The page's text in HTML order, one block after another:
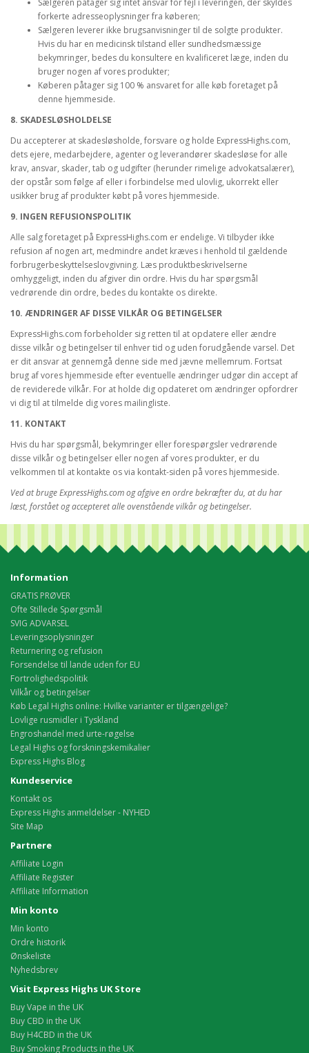
Sælgeren påtager sig intet ansvar for fejl i leveringen, der skyldes
forkerte adresseoplysninger fra køberen;
Sælgeren leverer ikke brugsanvisninger til de solgte produkter.
Hvis du har en medicinsk tilstand eller sundhedsmæssige
bekymringer, bedes du konsultere en kvalificeret læge, inden du
bruger nogen af vores produkter;
Køberen påtager sig 100 % ansvaret for alle køb foretaget på
denne hjemmeside.
8. SKADESLØSHOLDELSE
Du accepterer at skadesløsholde, forsvare og holde ExpressHighs.com,
dets ejere, medarbejdere, agenter og leverandører skadesløse for alle
krav, ansvar, skader, tab og udgifter (herunder rimelige advokatsalærer),
der opstår som følge af eller i forbindelse med ulovlig, ukorrekt eller
usikker brug af produkter købt på vores hjemmeside.
9. INGEN REFUSIONSPOLITIK
Alle salg foretaget på ExpressHighs.com er endelige. Vi tilbyder ikke
refusion af nogen art, medmindre andet kræves i henhold til gældende
forbrugerbeskyttelseslovgivning. Læs produktbeskrivelserne
omhyggeligt, inden du afgiver din ordre. Hvis du har spørgsmål
vedrørende din ordre, bedes du kontakte os direkte.
10. ÆNDRINGER AF DISSE VILKÅR OG BETINGELSER
ExpressHighs.com forbeholder sig retten til at opdatere eller ændre
disse vilkår og betingelser til enhver tid og uden forudgående varsel. Det
er dit ansvar at gennemgå denne side med jævne mellemrum. Fortsat
brug af vores hjemmeside efter eventuelle ændringer udgør din accept af
de reviderede vilkår. For at holde dig opdateret om ændringer opfordrer
vi dig til at tilmelde dig vores mailingliste.
11. KONTAKT
Hvis du har spørgsmål, bekymringer eller forespørgsler vedrørende
disse vilkår og betingelser eller nogen af vores produkter, er du
velkommen til at kontakte os via kontakt-siden på vores hjemmeside.
Ved at bruge ExpressHighs.com og afgive en ordre bekræfter du, at du har
læst, forstået og accepteret alle ovenstående vilkår og betingelser.
Information
GRATIS PRØVER
Ofte Stillede Spørgsmål
SVIG ADVARSEL
Leveringsoplysninger
Returnering og refusion
Forsendelse til lande uden for EU
Fortrolighedspolitik
Vilkår og betingelser
Køb Legal Highs online: Hvilke varianter er tilgængelige?
Lovlige rusmidler i Tyskland
Engroshandel med urte-røgelse
Legal Highs og forskningskemikalier
Express Highs Blog
Kundeservice
Kontakt os
Express Highs anmeldelser - NYHED
Site Map
Partnere
Affiliate Login
Affiliate Register
Affiliate Information
Min konto
Min konto
Ordre historik
Ønskeliste
Nyhedsbrev
Visit Express Highs UK Store
Buy Vape in the UK
Buy CBD in the UK
Buy H4CBD in the UK
Buy Smoking Products in the UK